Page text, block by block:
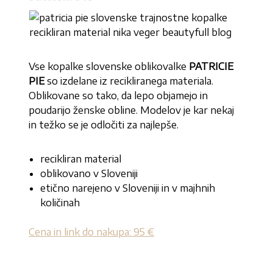
Vse kopalke slovenske oblikovalke PATRICIE
PIEso izdelane iz recikliranega materiala.
Oblikovane so tako, da lepo objamejo in
poudarijo ženske obline. Modelov je kar nekaj
in težko se je odločiti za najlepše.
recikliran material
oblikovano v Sloveniji
etično narejeno v Sloveniji in v majhnih
količinah
Cena in link do nakupa: 95 €